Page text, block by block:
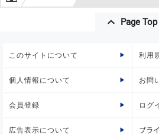
Page Top
このサイトについて 利用
個人情報について お問
会員登録 ログ
広告表示について プラ